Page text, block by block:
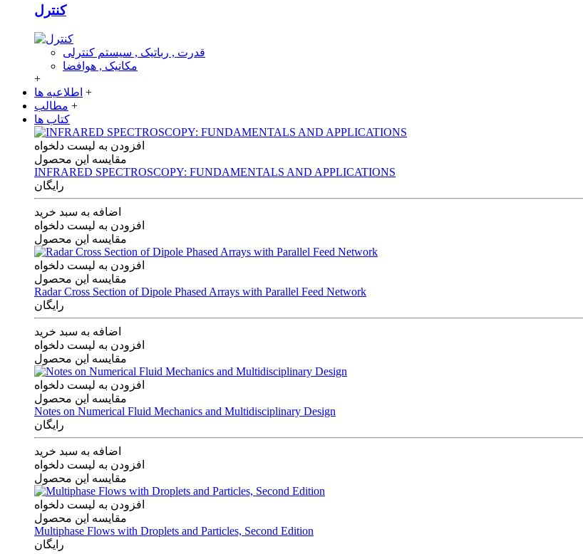
کنترل
قدرت , رباتیک , سیستم کنترلی
مکانیک , هوافضا
+
اطلاعیه ها +
مطالب +
کتاب ها
افزودن به لیست دلخواه
مقایسه این محصول
INFRARED SPECTROSCOPY: FUNDAMENTALS AND APPLICATIONS
رایگان
اضافه به سبد خرید
افزودن به لیست دلخواه
مقایسه این محصول
افزودن به لیست دلخواه
مقایسه این محصول
Radar Cross Section of Dipole Phased Arrays with Parallel Feed Network
رایگان
اضافه به سبد خرید
افزودن به لیست دلخواه
مقایسه این محصول
افزودن به لیست دلخواه
مقایسه این محصول
Notes on Numerical Fluid Mechanics and Multidisciplinary Design
رایگان
اضافه به سبد خرید
افزودن به لیست دلخواه
مقایسه این محصول
افزودن به لیست دلخواه
مقایسه این محصول
Multiphase Flows with Droplets and Particles, Second Edition
رایگان